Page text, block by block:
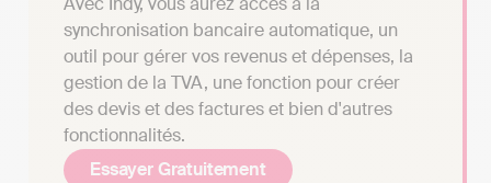
synchronisation bancaire automatique, un
outil pour gérer vos revenus et dépenses, la
gestion de la TVA, une fonction pour créer
des devis et des factures et bien d'autres
fonctionnalités.
Essayer Gratuitement